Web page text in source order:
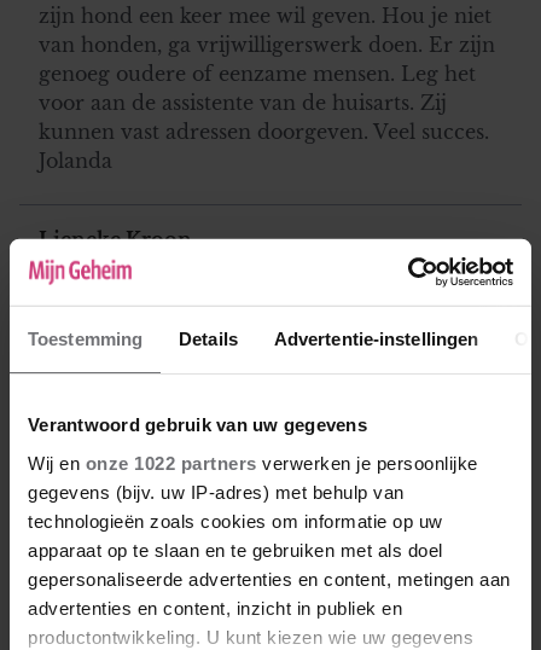
Toestemming Details Advertentie-instellingen
Verantwoord gebruik van uw gegevens
Wij en onze 1022 partners verwerken je persoonlijke
gegevens (bijv. uw IP-adres) met behulp van
technologieën zoals cookies om informatie op uw
apparaat op te slaan en te gebruiken met als doel
gepersonaliseerde advertenties en content, metingen aan
advertenties en content, inzicht in publiek en
productontwikkeling. U kunt kiezen wie uw gegevens
zijn hond een keer mee wil geven. Hou je niet
van honden, ga vrijwilligerswerk doen. Er zijn
genoeg oudere of eenzame mensen. Leg het
voor aan de assistente van de huisarts. Zij
kunnen vast adressen doorgeven. Veel succes.
Jolanda
Lieneke Kroon
08-06-2017 19:46
het contact verwaterd. Wel heb ik altijd weer
nieuwe vrienden leren kennen en weer een
vrijwilligers werk te zoeken. Cursussen volgen,
via de 50plusendus site kun je jezelf opgeven
voor workshops, wandelingen, enz. Voor 25
euro is er al iets te vinden. Wat ik ook heb
gedaan is mezelf aanmelden bij Zorg voor
elkaar, je kunt hulp geven en hulp vragen. bv
iemand die ook graag tv kijkt om samen tv te
kijken. Soms vind ik het ook lekker om thuis te